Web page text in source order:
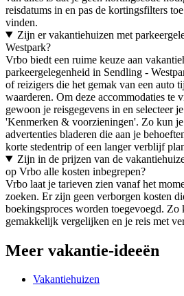
reisdatums in en pas de kortingsfilters
vinden.
Zijn er vakantiehuizen met
Westpark?
Vrbo biedt een ruime keuze aan
parkeergelegenheid in Sendling -
of reizigers die het gemak van een auto
waarderen. Om deze accommodaties te
gewoon je reisgegevens in en selecteer
'Kenmerken & voorzieningen'. Zo kun
advertenties bladeren die aan je
korte stedentrip of een langer verblijf
Zijn in de prijzen van de
op Vrbo alle kosten inbegrepen?
Vrbo laat je tarieven zien vanaf het
zoeken. Er zijn geen verborgen kosten
boekingsproces worden toegevoegd. Zo
gemakkelijk vergelijken en je reis met
Meer vakantie-ideeën
Vakantiehuizen